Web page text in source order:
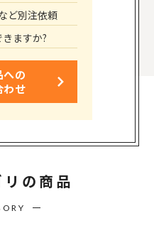
ど別注依頼
ますか?
への
わせ
の商品